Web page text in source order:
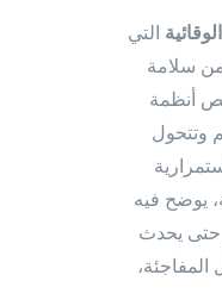
التي
سلامة
أنظمة
وتتحول
يوضح فيه
حتى يحدث